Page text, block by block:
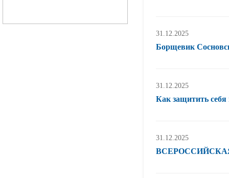
31.12.2025
Борщевик
31.12.2025
Как защитить себя
31.12.2025